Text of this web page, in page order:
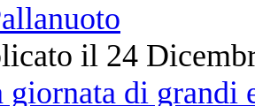
il 24